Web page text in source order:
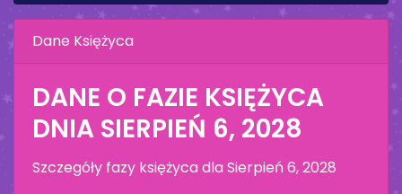
Dane Księżyca
DANE O FAZIE KSIĘŻYCA
DNIA SIERPIEŃ 6, 2028
Szczegóły fazy księżyca dlaSierpień 6, 2028